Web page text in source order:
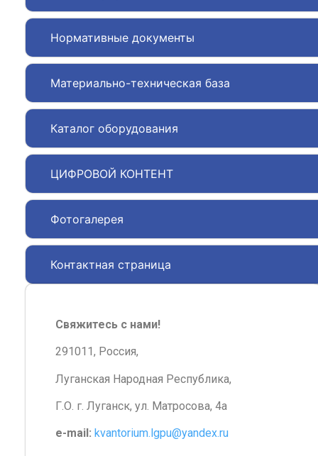
Нормативные документы
Материально-техническая база
Каталог оборудования
ЦИФРОВОЙ КОНТЕНТ
Фотогалерея
Контактная страница
Свяжитесь с нами!
291011, Россия,
Луганская Народная Республика,
Г.О. г. Луганск, ул. Матросова, 4а
e-mail: kvantorium.lgpu@yandex.ru